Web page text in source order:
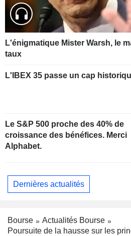
L'énigmatique Mister Warsh, le
taux
L'IBEX 35 passe un cap
Le S&P 500 proche des 40% de
croissance des bénéfices. Merci
Alphabet.
Dernières actualités
Bourse
Actualités Bourse
Poursuite de la hausse sur les